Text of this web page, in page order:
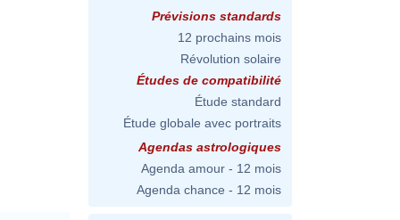
Prévisions standards
12 prochains mois
Révolution solaire
Études de compatibilité
Étude standard
Étude globale avec portraits
Agendas astrologiques
Agenda amour - 12 mois
Agenda chance - 12 mois